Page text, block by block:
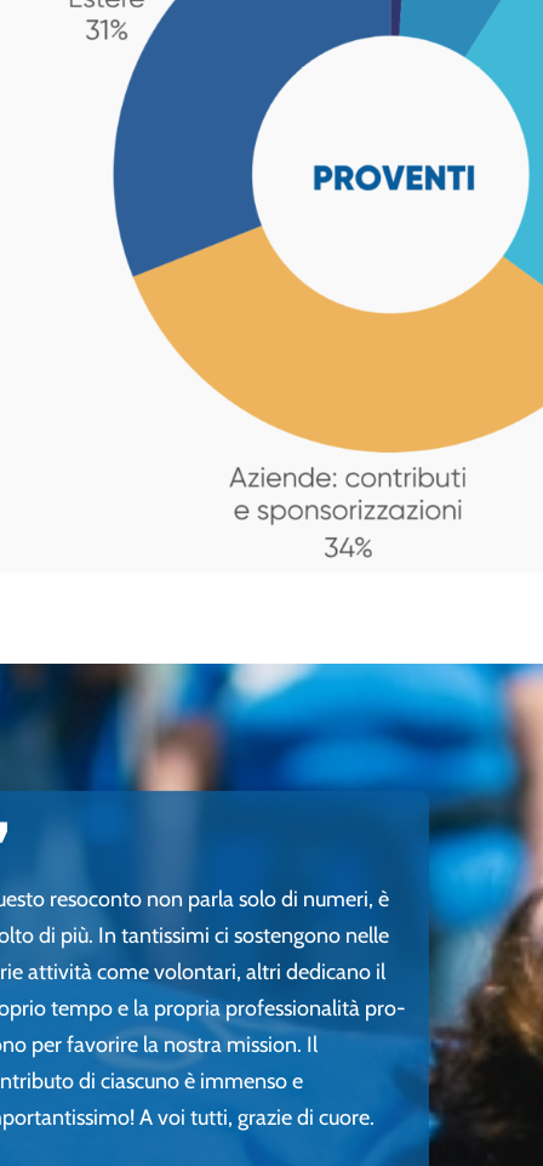
resoconto non parla solo di numeri, è
di più. In tantissimi ci sostengono nelle
attività come volontari, altri dedicano il
tempo e la propria professionalità pro-
per favorire la nostra mission. Il
di ciascuno è immenso e
A voi tutti, grazie di cuore.